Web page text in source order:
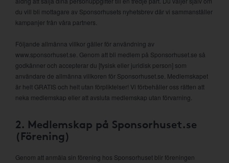
du vill bli mottagare av Sponsorhusets nyhetsbrev där vi sammanställer
kampanjer från våra partners.
Följande allmänna villkor gäller för användning av
www.sponsorhuset.se. Genom att bli medlem på Sponsorhuset.se så
godkänner och accepterar du [fysisk eller juridisk person] som
användare de allmänna villkoren för Sponsorhuset.se. Medlemskapet
är helt GRATIS och helt utan förpliktelser! Vi förbehåller oss rätten att
neka medlemskap eller att avsluta medlemskap utan förvarning.
2. Medlemskap på Sponsorhuset.se
(Förening)
Genom att anmäla sin förening hos Sponsorhuset blir föreningen